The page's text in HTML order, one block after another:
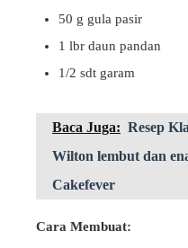
50 g gula pasir
1 lbr daun pandan
1/2 sdt garam
Baca Juga: Resep
Wilton lembut dan
Cakefever
Cara Membuat: